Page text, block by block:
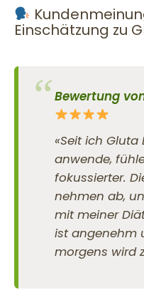
Einschätzung zu
Bewertung
«Seit ich
anwende,
fokussierter.
nehmen ab,
mit meiner
ist angenehm
morgens wird